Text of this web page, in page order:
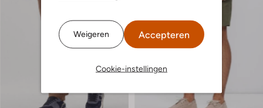
Weigeren Accepteren
Cookie-instellingen